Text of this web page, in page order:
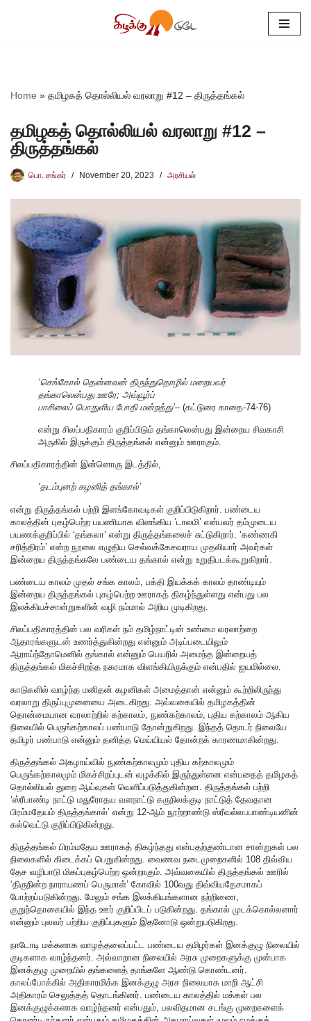
Home » தமிழகத் தொல்லியல் வரலாறு #12 – திருத்தங்கல்
தமிழகத் தொல்லியல் வரலாறு #12 –
திருத்தங்கல்
பொ. சங்கர் November 20, 2023 அரசியல்
‘செங்கோல் தென்னவன் திருந்துதொழில் மறையவர்
தங்காலென்பது ஊரே; அவ்வூர்ப்
பாசிலைப் பொதுளிய போதி மன்றத்து’– (கட்டுரை காதை-74-76)
என்று சிலப்பதிகாரம் குறிப்பிடும் தங்காலென்பது இன்றைய சிவகாசி
அருகில் இருக்கும் திருத்தங்கல் என்னும் ஊராகும்.
சிலப்பதிகாரத்தின் இன்னொரு இடத்தில்,
‘தடம்புனற் கழனித் தங்கால்’
என்று திருத்தங்கல் பற்றி இளங்கோவடிகள் குறிப்பிடுகிறார். பண்டைய
காலத்தின் புகழ்பெற்ற பயணியாக விளங்கிய ‘டாலமி’ என்பவர் தம்முடைய
பயணக்குறிப்பில் ‘தங்கலா’ என்று திருத்தங்கலைச் சுட்டுகிறார். ‘கண்ணகி
சரித்திரம்’ என்ற நூலை எழுதிய செல்வக்கேசவராய முதலியார் அவர்கள்
இன்றைய திருத்தங்கலே பண்டைய தங்கால் என்று உறுதிபடக்கூறுகிறார்.
பண்டைய காலம் முதல் சங்க காலம், பக்தி இயக்கக் காலம் தாண்டியும்
இன்றைய திருத்தங்கல் புகழ்பெற்ற ஊராகத் திகழ்ந்துள்ளது என்பது பல
இலக்கியச்சான்றுகளின் வழி நம்மால் அறிய முடிகிறது.
சிலப்பதிகாரத்தின் பல வரிகள் நம் தமிழ்நாட்டின் உண்மை வரலாற்றை
ஆதாரங்களுடன் உணர்த்துகின்றது என்னும் அடிப்படையிலும்
ஆராய்ந்தோமெனில் தங்கால் என்னும் பெயரில் அமைந்த இன்றையத்
திருத்தங்கல் மிகச்சிறந்த நகரமாக விளங்கியிருக்கும் என்பதில் ஐயமில்லை.
காடுகளில் வாழ்ந்த மனிதன் கழனிகள் அமைத்தான் என்னும் கூற்றிலிருந்து
வரலாறு திருப்புமுனையை அடைகிறது. அவ்வகையில் தமிழகத்தின்
தொன்மையான வரலாற்றில் கற்காலம், நுண்கற்காலம், புதிய கற்காலம் ஆகிய
நிலையில் பெருங்கற்காலப் பண்பாடு தோன்றுகிறது. இந்தத் தொடர் நிலையே
தமிழர் பண்பாடு என்னும் தனித்த மெய்யியல் தோன்றக் காரணமாகின்றது.
திருத்தங்கல் அகழாய்வில் நுண்கற்காலமும் புதிய கற்காலமும்
பெருங்கற்காலமும் மிகச்சிறப்புடன் வழக்கில் இருந்துள்ளன என்பதைத் தமிழகத்
தொல்லியல் துறை ஆய்வுகள் வெளிப்படுத்துகின்றன. திருத்தங்கல் பற்றி
‘ஸ்ரீபாண்டி நாட்டு மதுரோதய வளநாட்டு கருநிலக்குடி நாட்டுத் தேவதான
பிரம்மதேயம் திருத்தங்கால்’ என்று 12-ஆம் நூற்றாண்டு ஸ்ரீவல்லபபாண்டியனின்
கல்வெட்டு குறிப்பிடுகின்றது.
திருத்தங்கல் பிரம்மதேய ஊராகத் திகழ்ந்தது என்பதற்குண்டான சான்றுகள் பல
நிலைகளில் கிடைக்கப் பெறுகின்றது. வைணவ நடைமுறைகளில் 108 திவ்விய
தேச வழிபாடு மிகப்புகழ்பெற்ற ஒன்றாகும். அவ்வகையில் திருத்தங்கல் ஊரில்
‘திருநின்ற நாராயணப் பெருமாள்’ கோவில் 100வது திவ்வியதேசமாகப்
போற்றப்படுகின்றது. மேலும் சங்க இலக்கியங்களான நற்றிணை,
குறுந்தொகையில் இந்த ஊர் குறிப்பிடப் படுகின்றது. தங்கால் முடக்கொல்லனார்
என்னும் புலவர் பற்றிய குறிப்புகளும் இதனோடு ஒன்றுபடுகிறது.
நாடோடி மக்களாக வாழத்தலைப்பட்ட பண்டைய தமிழர்கள் இனக்குழு நிலையில்
குடிகளாக வாழ்ந்தனர். அவ்வாறான நிலையில் அரசு முறைகளுக்கு முன்பாக
இனக்குழு முறையில் தங்களைத் தாங்களே ஆண்டு கொண்டனர்.
காலப்போக்கில் அதிகாரமிக்க இனக்குழு அரச நிலையாக மாறி ஆட்சி
அதிகாரம் செலுத்தத் தொடங்கினர். பண்டைய காலத்தில் மக்கள் பல
இனக்குழுக்களாக வாழ்ந்தனர் என்பதும், பலவிதமான சடங்கு முறைகளைக்